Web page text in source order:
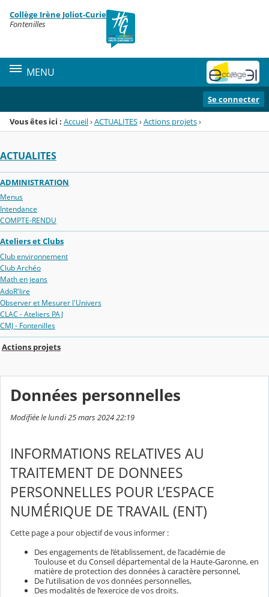
Menu de la rubrique
Contenu
Collège Irène Joliot-Curie
Fontenilles
MENU
Se connecter
Vous êtes ici : Accueil›ACTUALITES›Actions projets›
ACTUALITES
ADMINISTRATION
Menus
Intendance
COMPTE-RENDU
Ateliers et Clubs
Club environnement
Club Archéo
Math en jeans
AdoR'lire
Observer et Mesurer l'Univers
CLAC - Ateliers PAJ
CMJ - Fontenilles
Actions projets
Données personnelles
Modifiée le lundi 25 mars 2024 22:19
INFORMATIONS RELATIVES AU
TRAITEMENT DE DONNEES
PERSONNELLES POUR L’ESPACE
NUMÉRIQUE DE TRAVAIL (ENT)
Cette page a pour objectif de vous informer :
Des engagements de l’établissement, de l’académie de
Toulouse et du Conseil départemental de la Haute-Garonne, en
matière de protection des données à caractère personnel,
De l’utilisation de vos données personnelles,
Des modalités de l’exercice de vos droits.